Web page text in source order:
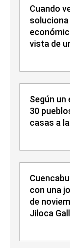
Cuando
vista de
Según un
30
casas a
con una
de
Jiloca